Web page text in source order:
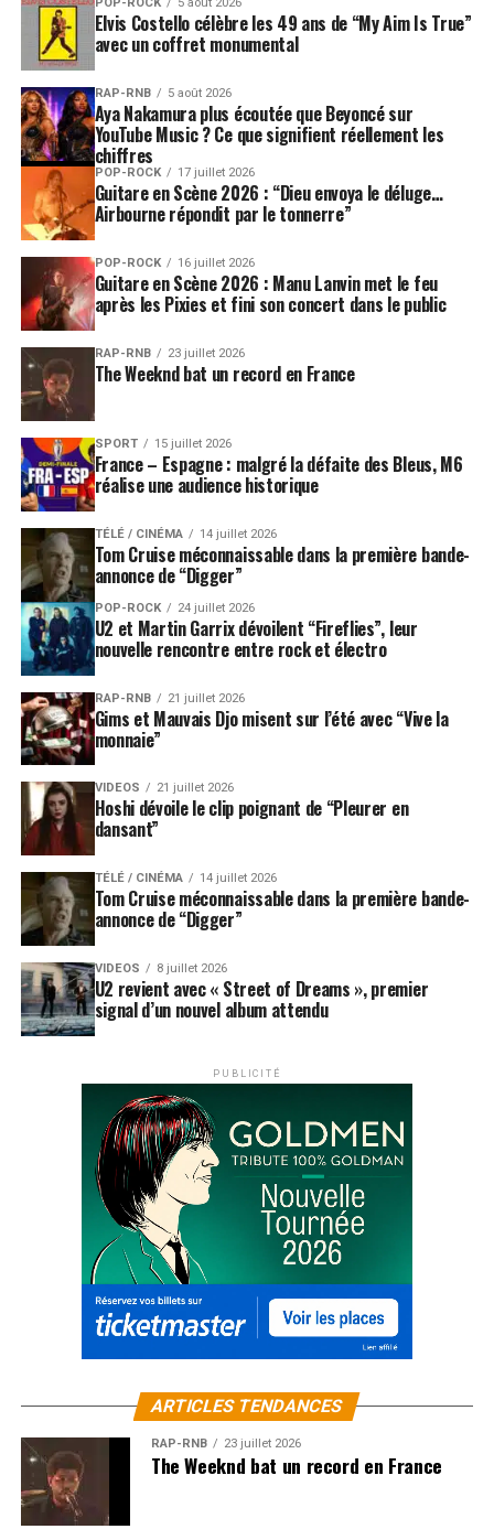
Elvis Costello célèbre les 49 ans de “My Aim Is True”
avec un coffret monumental
RAP-RNB 5 août 2026
Aya Nakamura plus écoutée que Beyoncé sur
YouTube Music ? Ce que signifient réellement les
chiffres
POP-ROCK 17 juillet 2026
Guitare en Scène 2026 : “Dieu envoya le déluge…
Airbourne répondit par le tonnerre”
POP-ROCK 16 juillet 2026
Guitare en Scène 2026 : Manu Lanvin met le feu
après les Pixies et fini son concert dans le public
RAP-RNB 23 juillet 2026
The Weeknd bat un record en France
SPORT 15 juillet 2026
France – Espagne : malgré la défaite des Bleus, M6
réalise une audience historique
TÉLÉ / CINÉMA 14 juillet 2026
Tom Cruise méconnaissable dans la première bande-
annonce de “Digger”
POP-ROCK 24 juillet 2026
U2 et Martin Garrix dévoilent “Fireflies”, leur
nouvelle rencontre entre rock et électro
RAP-RNB 21 juillet 2026
Gims et Mauvais Djo misent sur l’été avec “Vive la
monnaie”
VIDEOS 21 juillet 2026
Hoshi dévoile le clip poignant de “Pleurer en
dansant”
TÉLÉ / CINÉMA 14 juillet 2026
Tom Cruise méconnaissable dans la première bande-
annonce de “Digger”
VIDEOS 8 juillet 2026
U2 revient avec « Street of Dreams », premier
signal d’un nouvel album attendu
PUBLICITÉ
ARTICLES TENDANCES
RAP-RNB 23 juillet 2026
The Weeknd bat un record en France